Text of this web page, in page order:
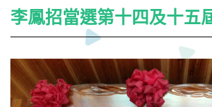
李鳳招當選第十四及十五